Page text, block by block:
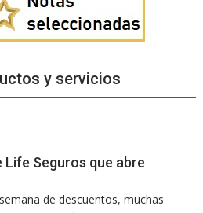
y servicios
Life Seguros que abre
de descuentos, muchas